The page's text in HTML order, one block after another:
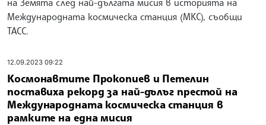
Международната космическа станция (МКС), съобщи
ТАСС.
12.09.2023 09:22
Космонавтите Прокопиев и Петелин
поставиха рекорд за най-дълъг престой на
Международната космическа станция в
рамките на една мисия